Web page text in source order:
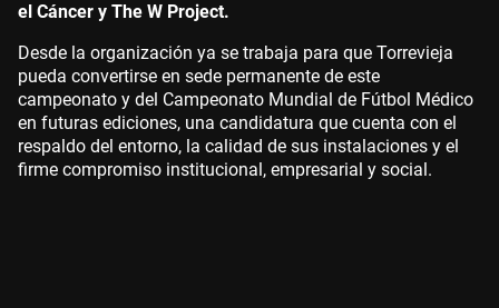
el Cáncer y The W Project.
Desde la organización ya se trabaja para que Torrevieja
pueda convertirse en sede permanente de este
campeonato y del Campeonato Mundial de Fútbol Médico
en futuras ediciones, una candidatura que cuenta con el
respaldo del entorno, la calidad de sus instalaciones y el
firme compromiso institucional, empresarial y social.